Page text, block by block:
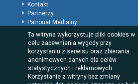
Kontakt
Partnerzy
Patronat Medialny
Polityka prywatności
Regulamin
Reklama
Rodzaje wpisów dla firm
Ta witryna wykorzystuje pliki cookies w
celu zapewnienia wygody przy
korzystaniu z serwisu oraz zbierania
anonimowych danych dla celów
statystycznych i reklamowych.
Korzystanie z witryny bez zmiany